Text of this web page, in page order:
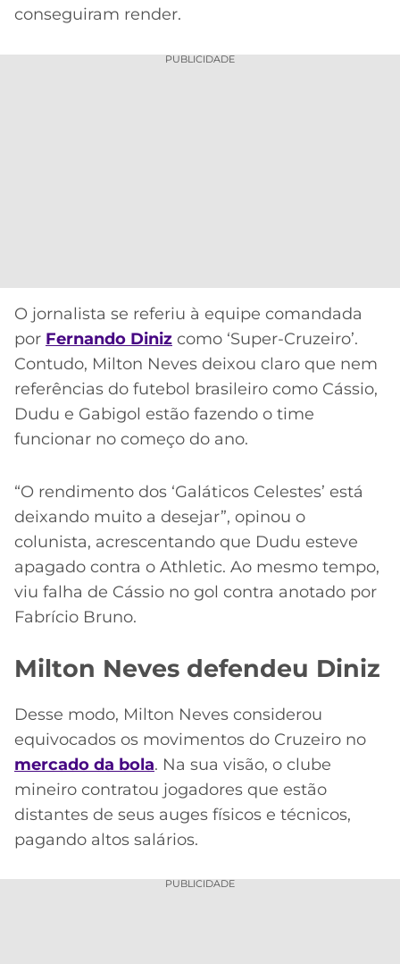
conseguiram render.
PUBLICIDADE
O jornalista se referiu à equipe comandada
por Fernando Diniz como ‘Super-Cruzeiro’.
Contudo, Milton Neves deixou claro que nem
referências do futebol brasileiro como Cássio,
Dudu e Gabigol estão fazendo o time
funcionar no começo do ano.
“O rendimento dos ‘Galáticos Celestes’ está
deixando muito a desejar”, opinou o
colunista, acrescentando que Dudu esteve
apagado contra o Athletic. Ao mesmo tempo,
viu falha de Cássio no gol contra anotado por
Fabrício Bruno.
Milton Neves defendeu Diniz
Desse modo, Milton Neves considerou
equivocados os movimentos do Cruzeiro no
mercado da bola. Na sua visão, o clube
mineiro contratou jogadores que estão
distantes de seus auges físicos e técnicos,
pagando altos salários.
PUBLICIDADE